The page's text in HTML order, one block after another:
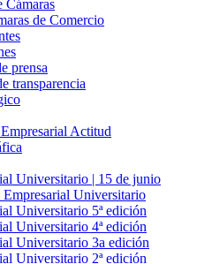
Cámaras
de Comercio
prensa
transparencia
Actitud
Universitario | 15 de junio
Universitario
Universitario 5ª edición
Universitario 4ª edición
Universitario 3a edición
Universitario 2ª edición